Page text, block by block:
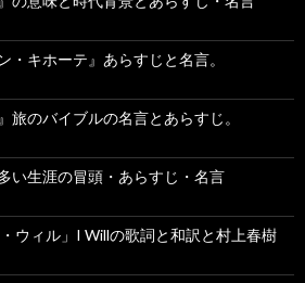
・キホーテ』あらすじと名言。
旅のバイブルの名言とあらすじ。
い生涯の冒頭・あらすじ・名言
ウィル」I Willの歌詞と和訳と村上春樹